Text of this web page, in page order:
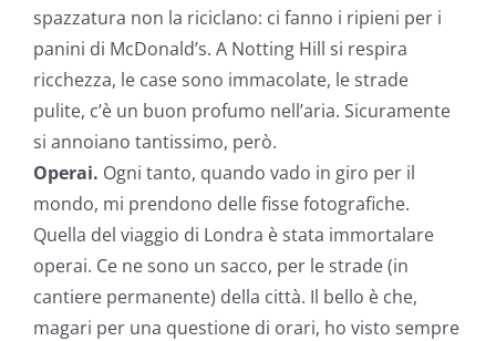
spazzatura non la riciclano: ci fanno i ripieni per i
panini di McDonald’s. A Notting Hill si respira
ricchezza, le case sono immacolate, le strade
pulite, c’è un buon profumo nell’aria. Sicuramente
si annoiano tantissimo, però.
Operai. Ogni tanto, quando vado in giro per il
mondo, mi prendono delle fisse fotografiche.
Quella del viaggio di Londra è stata immortalare
operai. Ce ne sono un sacco, per le strade (in
cantiere permanente) della città. Il bello è che,
magari per una questione di orari, ho visto sempre